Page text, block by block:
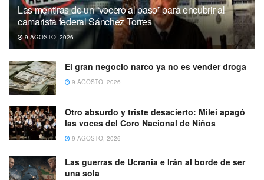
Las mentiras de un “vocero al paso” para encubrir al
camarista federal Sánchez Torres
9 AGOSTO, 2026
El gran negocio narco ya no es vender droga
9 AGOSTO, 2026
Otro absurdo y triste desacierto: Milei apagó
las voces del Coro Nacional de Niños
9 AGOSTO, 2026
Las guerras de Ucrania e Irán al borde de ser
una sola